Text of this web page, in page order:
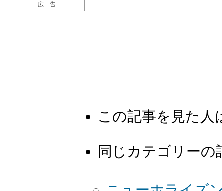
広 告
この記事を見た人
同じカテゴリーの